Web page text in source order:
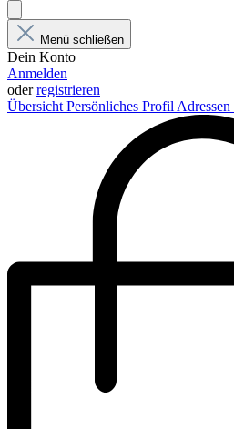
Menü schließen
Dein Konto
Anmelden
oderregistrieren
Übersicht Persönliches Profil Adressen